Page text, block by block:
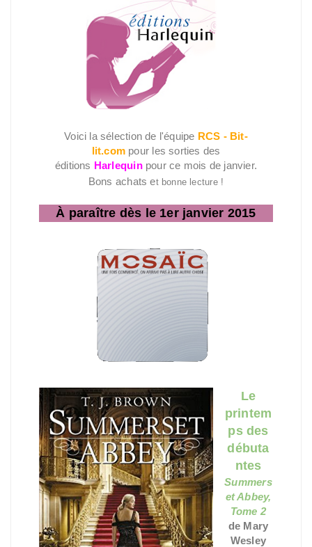
Voici la sélection de l'équipe RCS - Bit-
lit.com pour les sorties des
éditions Harlequin pour ce mois de janvier.
Bons achats et bonne lecture !
À paraître dès le 1er janvier 2015
Le
printem
ps des
débuta
ntes
Summers
et Abbey,
Tome 2
de Mary
Wesley